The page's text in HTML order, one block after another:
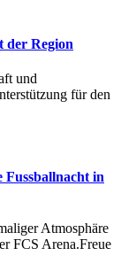
der Region
und
für den
Fussballnacht in
Atmosphäre
FCS Arena.Freue